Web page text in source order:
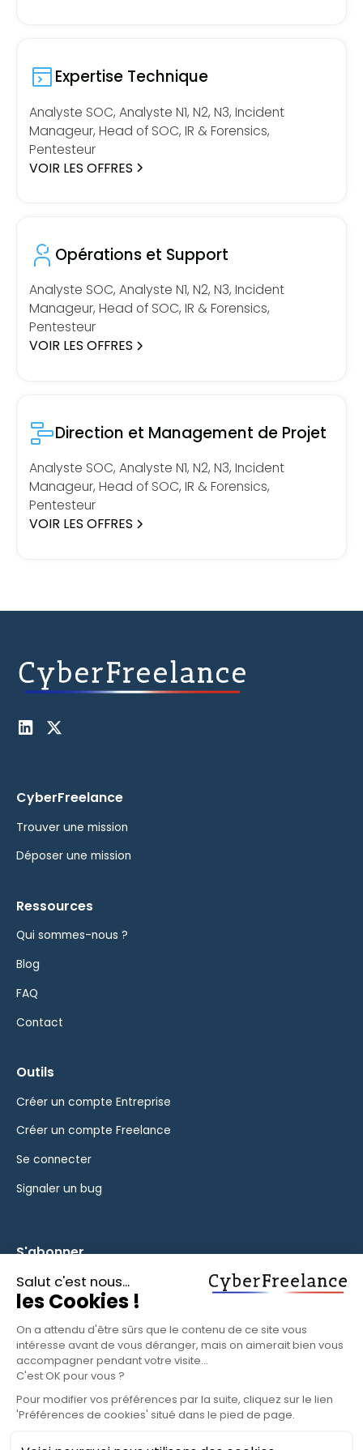
Expertise Technique
Analyste SOC, Analyste N1, N2, N3, Incident
Manageur, Head of SOC, IR & Forensics,
Pentesteur
VOIR LES OFFRES
Opérations et Support
Analyste SOC, Analyste N1, N2, N3, Incident
Manageur, Head of SOC, IR & Forensics,
Pentesteur
VOIR LES OFFRES
Direction et Management de Projet
Analyste SOC, Analyste N1, N2, N3, Incident
Manageur, Head of SOC, IR & Forensics,
Pentesteur
VOIR LES OFFRES
CyberFreelance
Trouver une mission
Déposer une mission
Ressources
Qui sommes-nous ?
Blog
FAQ
Contact
Outils
Créer un compte Entreprise
Créer un compte Freelance
Se connecter
Signaler un bug
S'abonner
Inscrivez-vous à notre newsletter pour rester informé des
fonctionnalités et des nouveautés.
S'ABONNER